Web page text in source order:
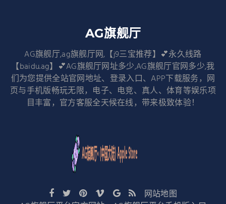
AG旗舰厅
AG旗舰厅,ag旗舰厅网,【j9三宝推荐】💕永久线路
【baidu.ag】💕AG旗舰厅网址多少,AG旗舰厅官网多少,我
们为您提供全站官网地址、登录入口、APP下载服务，网
页与手机版畅玩无限，电子、电竞、真人、体育等娱乐项
目丰富，官方客服全天候在线，带来极致体验！
网站地图